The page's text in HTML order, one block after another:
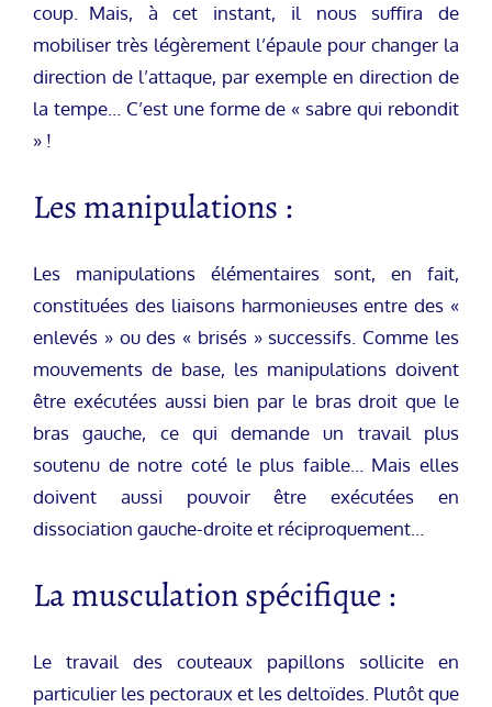
coup. Mais, à cet instant, il nous suffira de
mobiliser très légèrement l’épaule pour changer la
direction de l’attaque, par exemple en direction de
la tempe… C’est une forme de « sabre qui rebondit
» !
Les manipulations :
Les manipulations élémentaires sont, en fait,
constituées des liaisons harmonieuses entre des «
enlevés » ou des « brisés » successifs. Comme les
mouvements de base, les manipulations doivent
être exécutées aussi bien par le bras droit que le
bras gauche, ce qui demande un travail plus
soutenu de notre coté le plus faible… Mais elles
doivent aussi pouvoir être exécutées en
dissociation gauche-droite et réciproquement…
La musculation spécifique :
Le travail des couteaux papillons sollicite en
particulier les pectoraux et les deltoïdes. Plutôt que